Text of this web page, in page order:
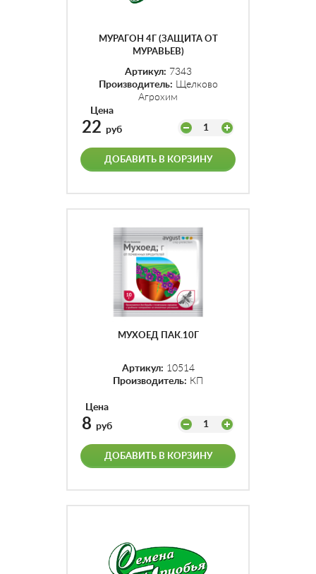
МУРАГОН 4Г (ЗАЩИТА ОТ
МУРАВЬЕВ)
Артикул: 7343
Производитель: Щелково
Агрохим
Цена
22 руб 1
ДОБАВИТЬ В КОРЗИНУ
МУХОЕД ПАК.10Г
Артикул: 10514
Производитель: КП
Цена
8 руб 1
ДОБАВИТЬ В КОРЗИНУ